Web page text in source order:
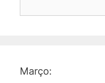
Março: